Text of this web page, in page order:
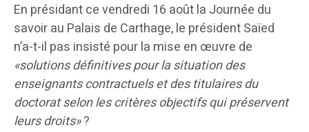
En présidant ce vendredi 16 août la Journée du
savoir au Palais de Carthage, le président Saïed
n’a-t-il pas insisté pour la mise en œuvre de
«solutions définitives pour la situation des
enseignants contractuels et des titulaires du
doctorat selon les critères objectifs qui préservent
leurs droits»?